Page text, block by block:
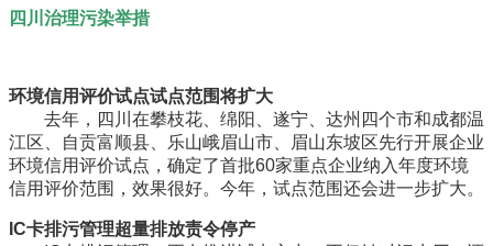
四川治理污染举措
环境信用评价试点试点范围将扩大
去年，四川在攀枝花、绵阳、遂宁、达州四个市和成都温
江区、自贡富顺县、乐山峨眉山市、眉山东坡区先行开展企业
环境信用评价试点，确定了首批60家重点企业纳入年度环境
信用评价范围，效果很好。今年，试点范围还会进一步扩大。
IC卡排污管理超量排放责令停产